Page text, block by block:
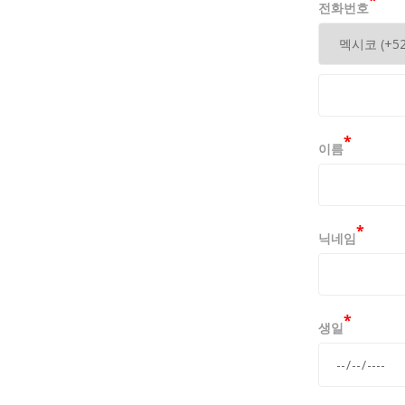
원회 심의
본 약관에
동의하여
4. 회원 ID
전화번호
이름*
닉네임*
생일*